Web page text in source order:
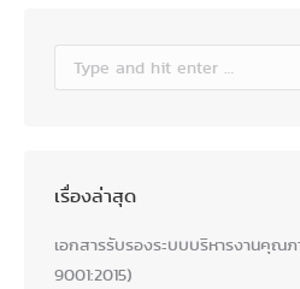
Search:
เรื่องล่าสุด
เอกสารรับรองระบบบริหารงานคุณ
9001:2015)